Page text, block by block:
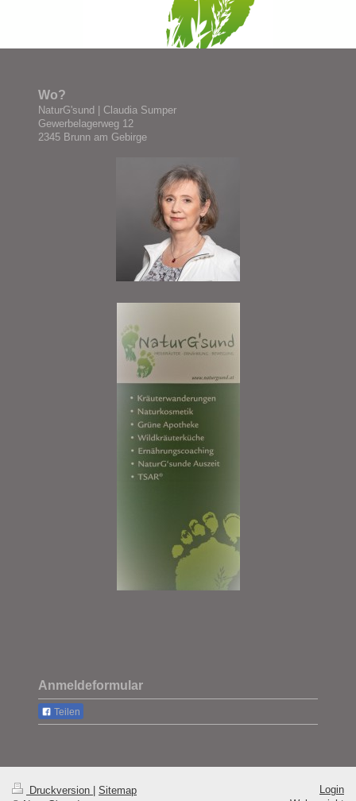
Wo?
NaturG'sund
| Claudia Sumper
Gewerbelagerweg 12
2345 Brunn am Gebirge
Anmeldeformular
Teilen
Druckversion
Sitemap
Login